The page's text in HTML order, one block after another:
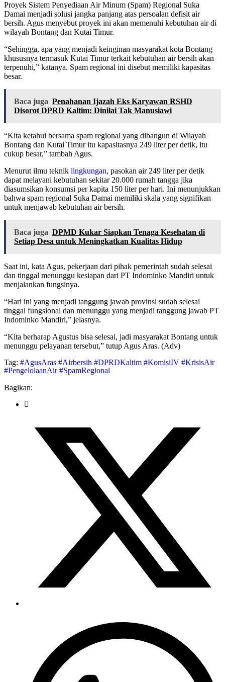
Proyek Sistem Penyediaan Air Minum (Spam) Regional Suka
Damai menjadi solusi jangka panjang atas persoalan defisit air
bersih. Agus menyebut proyek ini akan memenuhi kebutuhan air di
wilayah Bontang dan Kutai Timur.
“Sehingga, apa yang menjadi keinginan masyarakat kota Bontang
khususnya termasuk Kutai Timur terkait kebutuhan air bersih akan
terpenuhi,” katanya. Spam regional ini disebut memiliki kapasitas
besar.
Baca juga Penahanan Ijazah Eks Karyawan RSHD
Disorot DPRD Kaltim: Dinilai Tak Manusiawi
“Kita ketahui bersama spam regional yang dibangun di Wilayah
Bontang dan Kutai Timur itu kapasitasnya 249 liter per detik, itu
cukup besar,” tambah Agus.
Menurut ilmu teknik lingkungan, pasokan air 249 liter per detik
dapat melayani kebutuhan sekitar 20.000 rumah tangga jika
diasumsikan konsumsi per kapita 150 liter per hari. Ini menunjukkan
bahwa spam regional Suka Damai memiliki skala yang signifikan
untuk menjawab kebutuhan air bersih.
Baca juga DPMD Kukar Siapkan Tenaga Kesehatan di
Setiap Desa untuk Meningkatkan Kualitas Hidup
Saat ini, kata Agus, pekerjaan dari pihak pemerintah sudah selesai
dan tinggal menunggu kesiapan dari PT Indominko Mandiri untuk
menjalankan fungsinya.
“Hari ini yang menjadi tanggung jawab provinsi sudah selesai
tinggal fungsional dan menunggu yang menjadi tanggung jawab PT
Indominko Mandiri,” jelasnya.
“Kita berharap Agustus bisa selesai, jadi masyarakat Bontang untuk
menunggu pelayanan tersebut,” tutup Agus Aras. (Adv)
Tag: #AgusAras #Airbersih #DPRDKaltim #KomisiIV #KrisisAir
#PengelolaanAir #SpamRegional
Bagikan: